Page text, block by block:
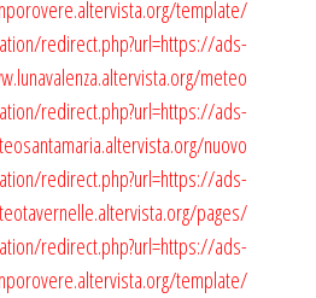
template/
redirect.php?url=https://ads-
meteo
redirect.php?url=https://ads-
nuovo
redirect.php?url=https://ads-
pages/
redirect.php?url=https://ads-
template/